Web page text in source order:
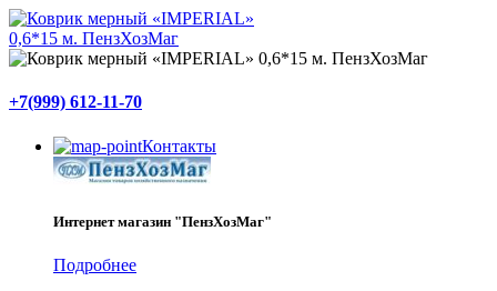
+7(999) 612-11-70
Контакты
Интернет магазин "ПензХозМаг"
Подробнее